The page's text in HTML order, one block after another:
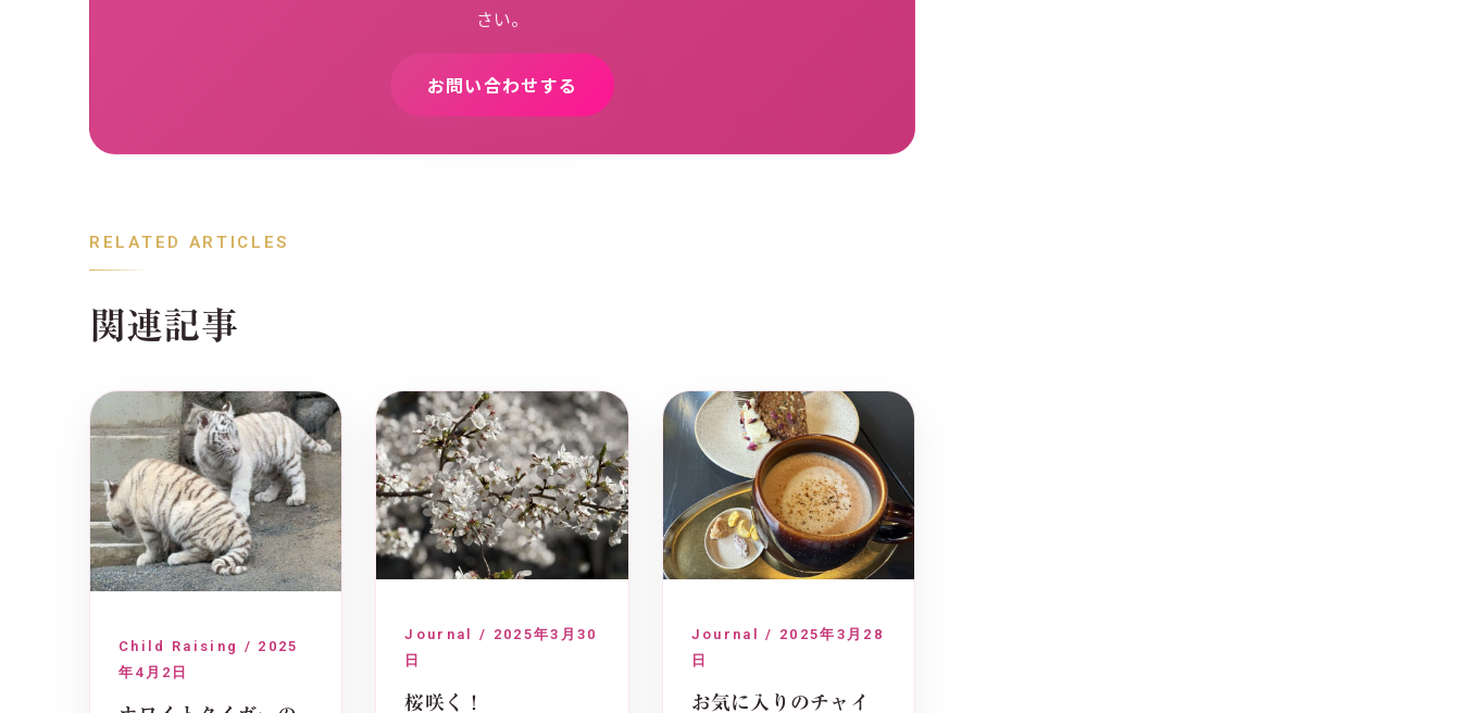
さい。
お問い合わせする
RELATED ARTICLES
関連記事
Child Raising / 2025
年4月2日
Journal / 2025年3月30
日
桜咲く！
Journal / 2025年3月28
日
お気に入りのチャイ